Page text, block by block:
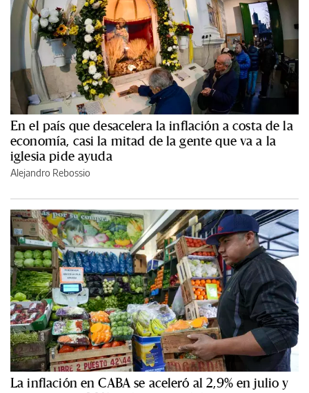
En el país que desacelera la inflación a costa de la
economía, casi la mitad de la gente que va a la
iglesia pide ayuda
Alejandro Rebossio
La inflación en CABA se aceleró al 2,9% en julio y